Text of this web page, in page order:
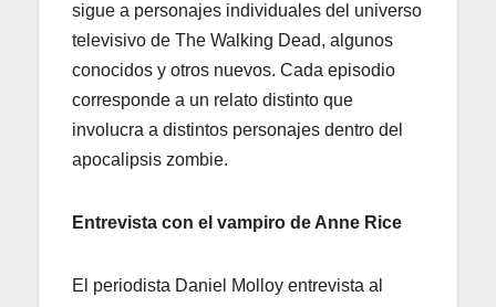
sigue a personajes individuales del universo
televisivo de The Walking Dead, algunos
conocidos y otros nuevos. Cada episodio
corresponde a un relato distinto que
involucra a distintos personajes dentro del
apocalipsis zombie.
Entrevista con el vampiro de Anne Rice
El periodista Daniel Molloy entrevista al